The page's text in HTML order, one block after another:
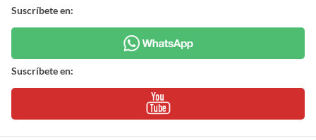
Suscríbete en:
Suscríbete en: